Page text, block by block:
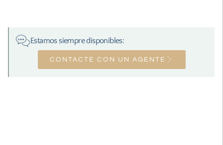
Estamos siempre disponibles:
CONTACTE CON UN AGENTE